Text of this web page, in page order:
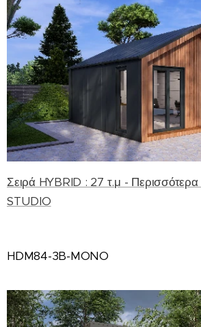
Σειρά HYBRID : 27 τ.μ -
STUDIO
HDM84-3B-MONO